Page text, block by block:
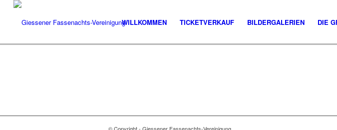
WILLKOMMEN TICKETVERKAUF BILDERGALERIEN DIE